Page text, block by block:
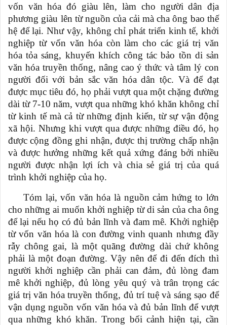
vốn văn hóa đó giàu lên, làm cho người dân địa
phương giàu lên từ nguồn của cải mà cha ông bao thế
hệ để lại. Như vậy, không chỉ phát triển kinh tế, khởi
nghiệp từ vốn văn hóa còn làm cho các giá trị văn
hóa tỏa sáng, khuyến khích công tác bảo tồn di sản
văn hóa truyền thống, nâng cao ý thức và tâm lý con
người đối với bản sắc văn hóa dân tộc. Và để đạt
được mục tiêu đó, họ phải vượt qua một chặng đường
dài từ 7-10 năm, vượt qua những khó khăn không chỉ
từ kinh tế mà cả từ những định kiến, từ sự vận động
xã hội. Nhưng khi vượt qua được những điều đó, họ
được cộng đồng ghi nhận, được thị trường chấp nhận
và được hưởng những kết quả xứng đáng bởi nhiều
người được nhận lợi ích và chia sẻ giá trị của quá
trình khởi nghiệp của họ.
Tóm lại, vốn văn hóa là nguồn cảm hứng to lớn
cho những ai muốn khởi nghiệp từ di sản của cha ông
để lại nếu họ có đủ bản lĩnh và đam mê. Khởi nghiệp
từ vốn văn hóa là con đường vinh quanh nhưng đầy
rẫy chông gai, là một quãng đường dài chứ không
phải là một đoạn đường. Vậy nên để đi đến đích thì
người khởi nghiệp cần phải can đảm, đủ lòng đam
mê khởi nghiệp, đủ lòng yêu quý và trân trọng các
giá trị văn hóa truyền thống, đủ trí tuệ và sáng sạo để
vận dụng nguồn vốn văn hóa và đủ bản lĩnh để vượt
qua những khó khăn. Trong bối cảnh hiện tại, cần